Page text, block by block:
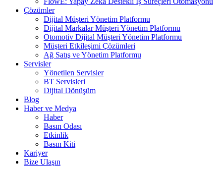
Çözümler
Dijital Müşteri Yönetim Platformu
Dijital Markalar Müşteri Yönetim Platformu
Otomotiv Dijital Müşteri Yönetim Platformu
Müşteri Etkileşimi Çözümleri
Ağ Satış ve Yönetim Platformu
Servisler
Yönetilen Servisler
BT Servisleri
Dijital Dönüşüm
Blog
Haber ve Medya
Haber
Basın Odası
Etkinlik
Basın Kiti
Kariyer
Bize Ulaşın